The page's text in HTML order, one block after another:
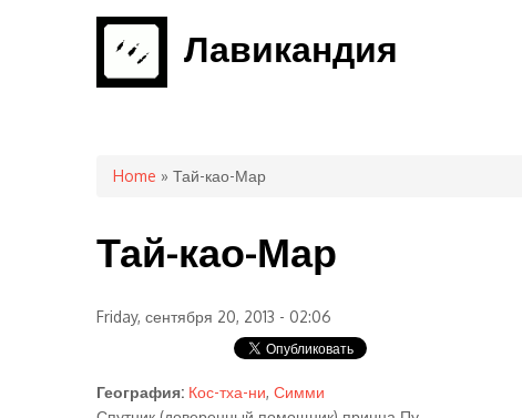
Лавикандия
You are here
Home » Тай-као-Мар
Тай-као-Мар
Friday, сентября 20, 2013 - 02:06
География: Кос-тха-ни, Симми